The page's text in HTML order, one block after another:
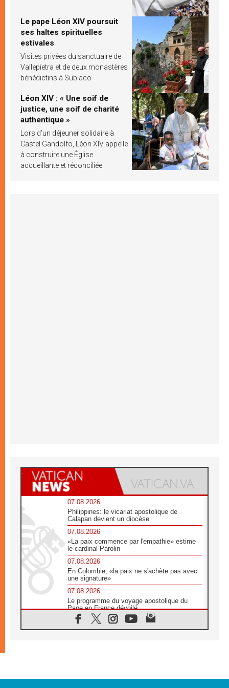
Le pape Léon XIV poursuit
ses haltes spirituelles
estivales
Visites privées du sanctuaire de
Vallepietra et de deux monastères
bénédictins à Subiaco
Léon XIV : « Une soif de
justice, une soif de charité
authentique »
Lors d’un déjeuner solidaire à
Castel Gandolfo, Léon XIV appelle
à construire une Église
accueillante et réconciliée
07.08.2026
Philippines: le vicariat apostolique de
Calapan devient un diocèse
07.08.2026
«La paix commence par l'empathie» estime
le cardinal Parolin
07.08.2026
En Colombie, «la paix ne s'achète pas avec
une signature»
07.08.2026
Le programme du voyage apostolique du
Pape en France dévoilé
07.08.2026
1ère Conférence continentale sur l'éducation
07.08.2026